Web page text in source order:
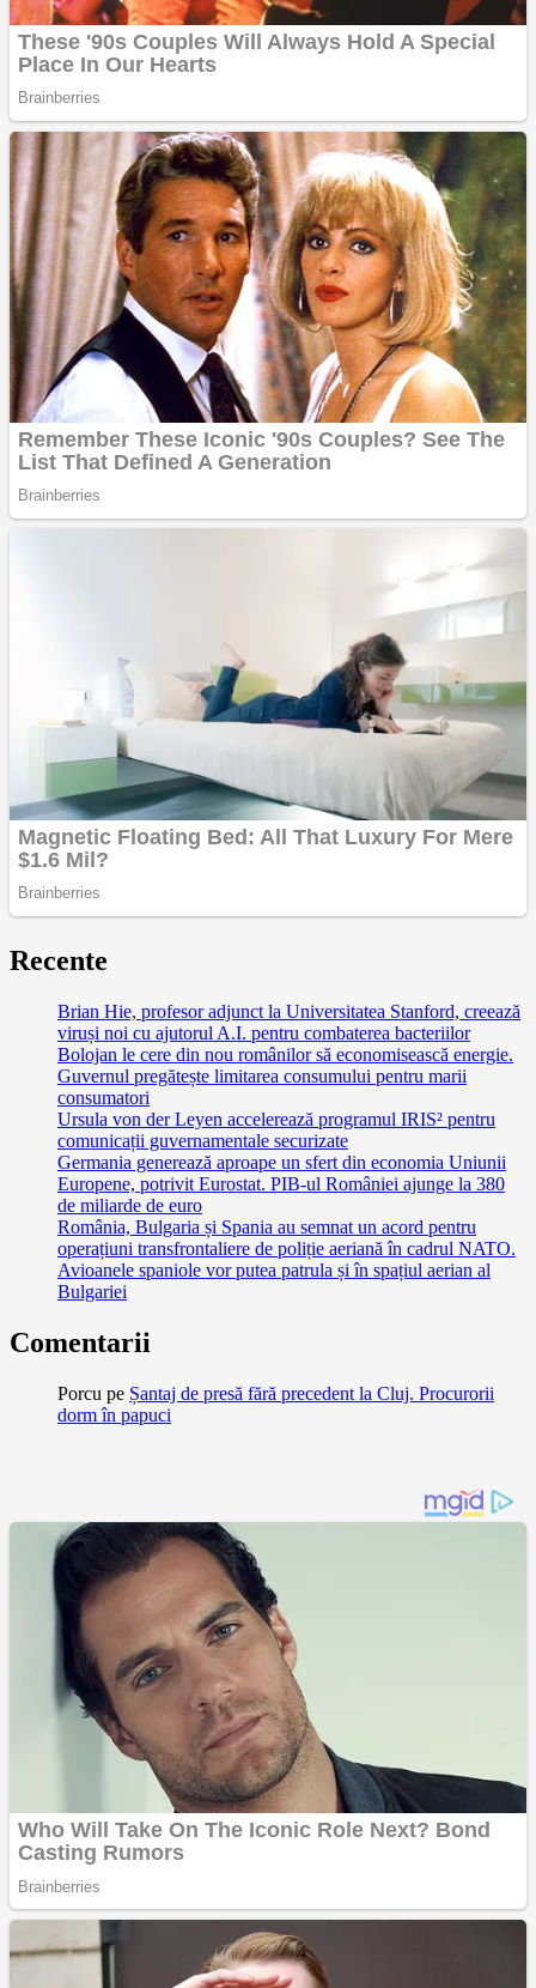
Recente
Brian Hie, profesor adjunct la Universitatea Stanford, creează
viruși noi cu ajutorul A.I. pentru combaterea bacteriilor
Bolojan le cere din nou românilor să economisească energie.
Guvernul pregătește limitarea consumului pentru marii
consumatori
Ursula von der Leyen accelerează programul IRIS² pentru
comunicații guvernamentale securizate
Germania generează aproape un sfert din economia Uniunii
Europene, potrivit Eurostat. PIB-ul României ajunge la 380
de miliarde de euro
România, Bulgaria și Spania au semnat un acord pentru
operațiuni transfrontaliere de poliție aeriană în cadrul NATO.
Avioanele spaniole vor putea patrula și în spațiul aerian al
Bulgariei
Comentarii
Porcu pe Șantaj de presă fără precedent la Cluj. Procurorii
dorm în papuci